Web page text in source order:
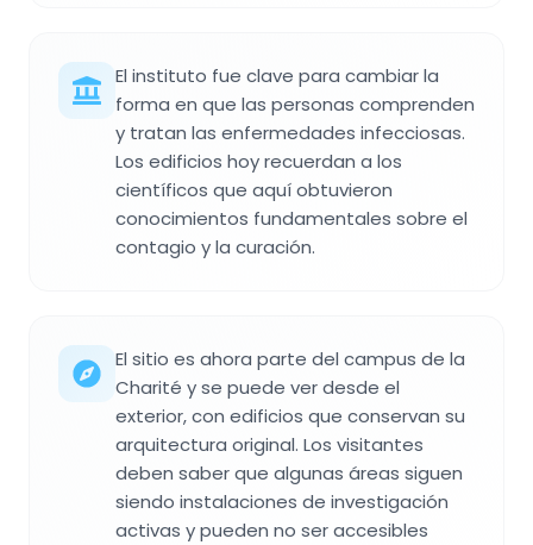
El instituto fue clave para cambiar la
forma en que las personas comprenden
y tratan las enfermedades infecciosas.
Los edificios hoy recuerdan a los
científicos que aquí obtuvieron
conocimientos fundamentales sobre el
contagio y la curación.
El sitio es ahora parte del campus de la
Charité y se puede ver desde el
exterior, con edificios que conservan su
arquitectura original. Los visitantes
deben saber que algunas áreas siguen
siendo instalaciones de investigación
activas y pueden no ser accesibles